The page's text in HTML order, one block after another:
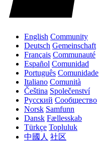
English Community
Deutsch Gemeinschaft
Français Communauté
Español Comunidad
Português Comunidade
Italiano Comunità
Čeština Společenství
Русский Сообщество
Norsk Samfunn
Dansk Fællesskab
Türkçe Topluluk
中國人 社区